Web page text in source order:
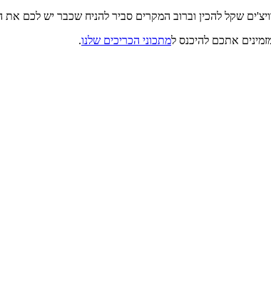
שקל להכין וברוב המקרים סביר להניח שכבר יש לכם
אתכם להיכנס למתכוני הכריכים שלנו.